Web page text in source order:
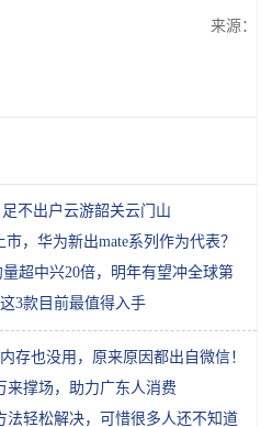
来源：
不出户云游韶关云门山
，华为新出mate系列作为代表？
超中兴20倍，明年有望冲全球第
3款目前最值得入手
存也没用，原来原因都出自微信！
来撑场，助力广东人消费
法轻松解决，可惜很多人还不知道